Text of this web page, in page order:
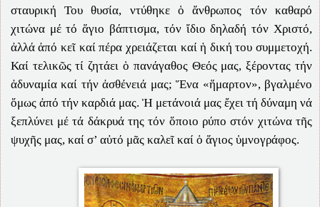
σταυρική Του θυσία, ντύθηκε ὁ ἄνθρωπος τόν καθαρό
χιτώνα μέ τό ἅγιο βάπτισμα, τόν ἴδιο δηλαδή τόν Χριστό,
ἀλλά ἀπό κεῖ καί πέρα χρειάζεται καί ἡ δική του συμμετοχή.
Καί τελικῶς τί ζητάει ὁ πανάγαθος Θεός μας, ξέροντας τήν
ἀδυναμία καί τήν ἀσθένειά μας; Ἕνα «ἥμαρτον», βγαλμένο
ὅμως ἀπό τήν καρδιά μας. Ἡ μετάνοιά μας ἔχει τή δύναμη νά
ξεπλύνει μέ τά δάκρυά της τόν ὅποιο ρύπο στόν χιτώνα τῆς
ψυχῆς μας, καί σ’ αὐτό μᾶς καλεῖ καί ὁ ἅγιος ὑμνογράφος.